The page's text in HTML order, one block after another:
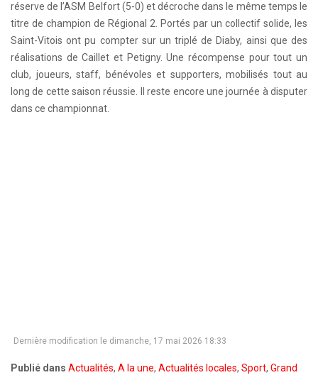
réserve de l’ASM Belfort (5-0) et décroche dans le même temps le
titre de champion de Régional 2. Portés par un collectif solide, les
Saint-Vitois ont pu compter sur un triplé de Diaby, ainsi que des
réalisations de Caillet et Petigny. Une récompense pour tout un
club, joueurs, staff, bénévoles et supporters, mobilisés tout au
long de cette saison réussie. Il reste encore une journée à disputer
dans ce championnat.
Dernière modification le dimanche, 17 mai 2026 18:33
Publié dans Actualités, A la une, Actualités locales, Sport, Grand